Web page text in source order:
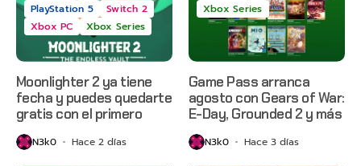
PlayStation 5
Switch 2
Xbox PC
Xbox Series
Moonlighter 2 ya tiene
fecha y puedes quedarte
gratis con el primero
N3k0 Hace 2 días
Xbox Series
Game Pass arranca
agosto con Gears of War:
E-Day, Grounded 2 y más
N3k0 Hace 3 días